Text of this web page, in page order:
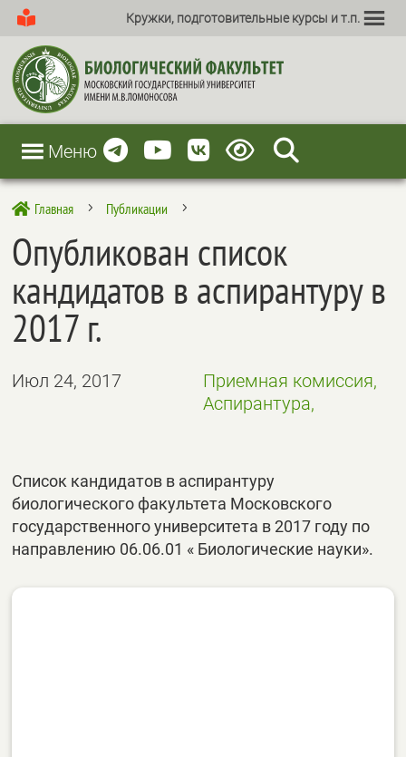
Кружки, подготовительные курсы и т.п.
Меню
 Главная 5 Публикации 5
Опубликован список
кандидатов в аспирантуру в
2017 г.
Июл 24, 2017
Приемная комиссия,
Аспирантура,
Список кандидатов в аспирантуру
биологического факультета Московского
государственного университета в 2017 году по
направлению 06.06.01 « Биологические науки».